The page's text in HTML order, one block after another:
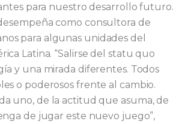
para nuestro desarrollo futuro.
como consultora de
para algunas unidades del
Latina. “Salirse del statu quo
y una mirada diferentes. Todos
o poderosos frente al cambio.
uno, de la actitud que asuma, de
de jugar este nuevo juego”,